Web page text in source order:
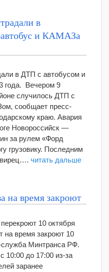
в
и КАМАЗа
в ДТП с автобусом и
года. Вечером 9
случилось ДТП с
сообщает пресс-
краю. Авария
Новороссийск —
за рулем «Форд
грузовику. Последним
читать дальше
на время закроют
10 октября
на время закроют 10
служба Минтранса РФ.
10:00 до 17:00 из-за
заранее